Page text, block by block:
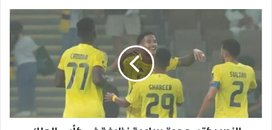
النصر
يكتسح
نظيفة
في
كأس
الملك